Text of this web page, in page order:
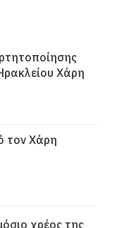
Χάρη
τον Χάρη
χρέος της